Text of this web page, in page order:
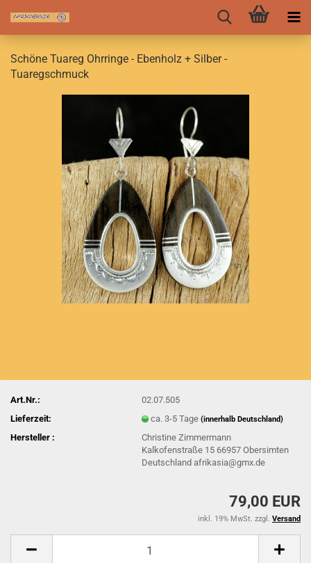
Schöne Tuareg Ohrringe - Ebenholz + Silber -
Tuaregschmuck
Art.Nr.:
02.07.505
Lieferzeit:
ca. 3-5 Tage(innerhalb Deutschland)
Hersteller :
Christine Zimmermann
Kalkofenstraße 15 66957 Obersimten
Deutschland afrikasia@gmx.de
79,00 EUR
inkl. 19% MwSt. zzgl. Versand